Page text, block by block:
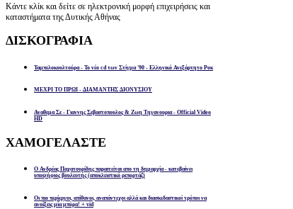
Κάντε κλίκ και δείτε σε ηλεκτρονική μορφή επιχειρήσεις και
καταστήματα της Δυτικής Αθήνας
ΔΙΣΚΟΓΡΑΦΙΑ
Ταμπελοκουλτούρα - Το νέο cd των Στίγμα '90 - Ελληνικό Ανεξάρτητο Ροκ
ΜΕΧΡΙ ΤΟ ΠΡΩΙ - ΔΙΑΜΑΝΤΗΣ ΔΙΟΝΥΣΙΟΥ
Αναθεμα Σε - Γιαννης Σεβαστοπουλος & Ζωη Τηγανουρια - Official Video
HD
ΧΑΜΟΓΕΛΑΣΤΕ
Ο Ανδρέας Παχατουρίδης παραιτείται απο τη δημαρχία - κατεβαίνει
υποψήφιος βουλευτής (αποκλειστικό ρεπορτάζ)
Οι πιο περίεργοι, απίθανοι, αναπάντεχοι αλλά και διασκεδαστικοί τρόποι να
ανοίξεις μία μπύρα! + vid